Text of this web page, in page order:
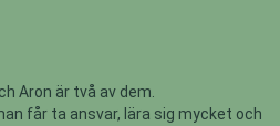
Aron är två av dem.
får ta ansvar, lära sig mycket och